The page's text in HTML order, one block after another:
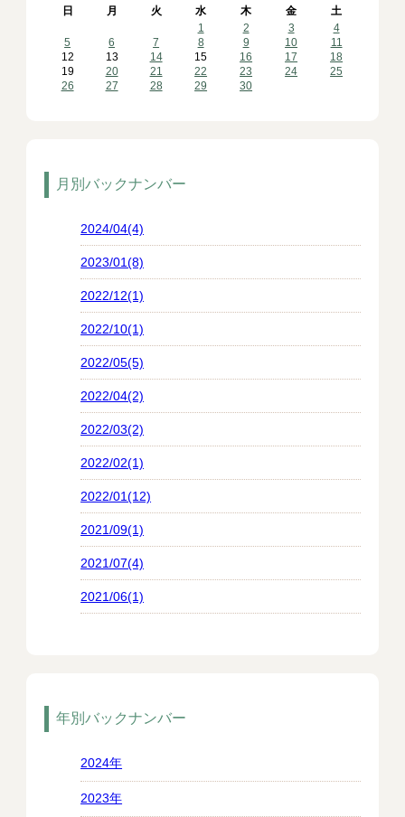
日
月 火 水 木 金
土
1
2 3
4
5
6 7 8 9 10
11
12
13 14 15 16 17
18
19
20 21 22 23 24
25
26
27 28 29 30
月別バックナンバー
2024/04(4)
2023/01(8)
2022/12(1)
2022/10(1)
2022/05(5)
2022/04(2)
2022/03(2)
2022/02(1)
2022/01(12)
2021/09(1)
2021/07(4)
2021/06(1)
年別バックナンバー
2024年
2023年